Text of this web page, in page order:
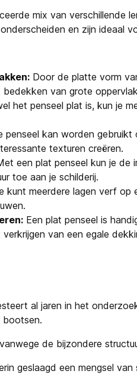
mix van verschillende
en zijn ideaal
Door de platte vorm
van grote
het penseel plat is, kun je
penseel kan worden gebruikt
texturen creëren.
een plat penseel kun je
toe aan je schilderij.
kunt meerdere lagen verf op
Een plat penseel is
van een egale
al jaren in het
bootsen.
de bijzondere
geslaagd een mengsel